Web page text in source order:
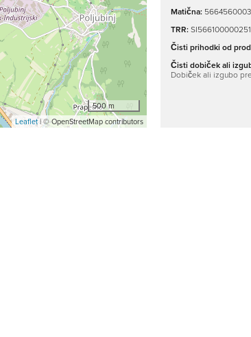
500 m
Leaflet| © OpenStreetMap contributors
Matična: 5664560003
TRR:
Čisti prihodki od
Čisti dobiček ali
Dobiček ali izgubo